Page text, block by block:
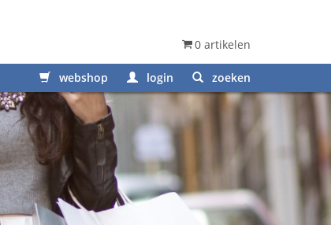
0 artikelen
webshop login zoeken